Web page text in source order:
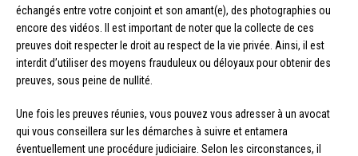
échangés entre votre conjoint et son amant(e), des photographies ou
encore des vidéos. Il est important de noter que la collecte de ces
preuves doit respecter le droit au respect de la vie privée. Ainsi, il est
interdit d’utiliser des moyens frauduleux ou déloyaux pour obtenir des
preuves, sous peine de nullité.
Une fois les preuves réunies, vous pouvez vous adresser à un avocat
qui vous conseillera sur les démarches à suivre et entamera
éventuellement une procédure judiciaire. Selon les circonstances, il